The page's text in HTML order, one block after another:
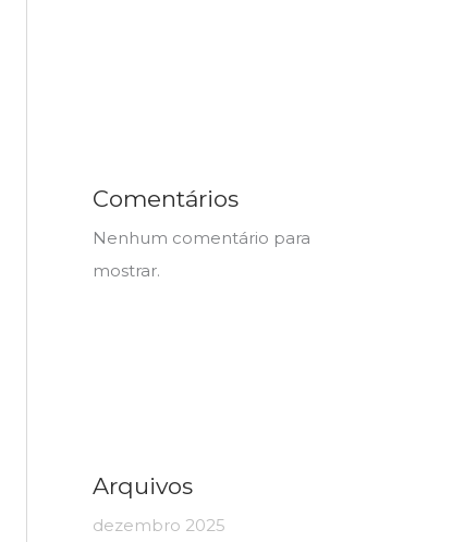
Comentários
Nenhum comentário para
mostrar.
Arquivos
dezembro 2025